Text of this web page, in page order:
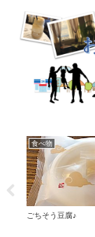
食べ物
ごちそう豆腐♪